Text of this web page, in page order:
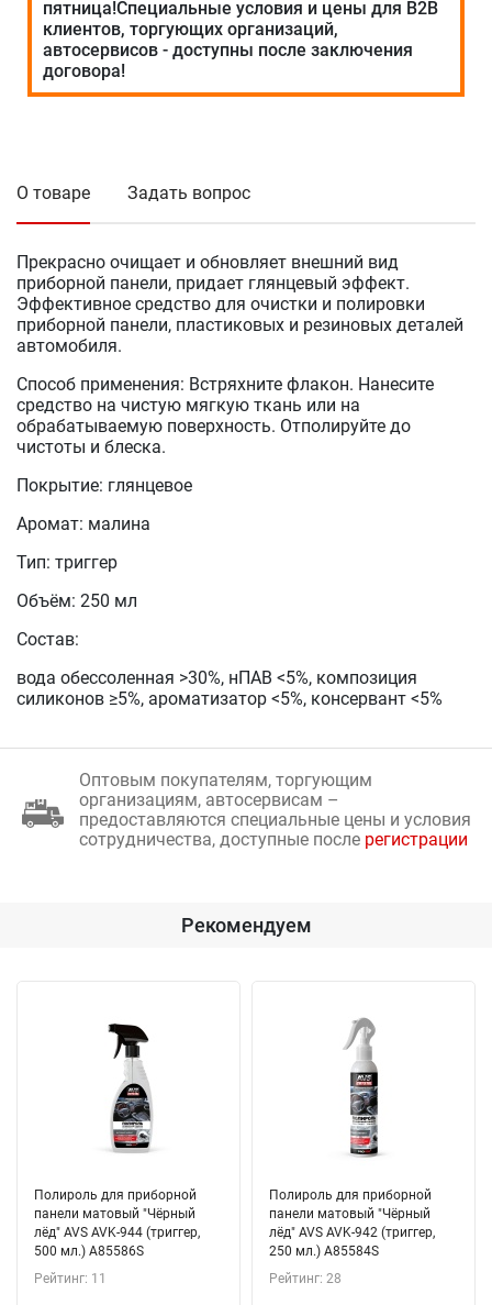
пятница!Специальные условия и цены для В2В
клиентов, торгующих организаций,
автосервисов - доступны после заключения
договора!
О товаре Задать вопрос
Прекрасно очищает и обновляет внешний вид
приборной панели, придает глянцевый эффект.
Эффективное средство для очистки и полировки
приборной панели, пластиковых и резиновых деталей
автомобиля.
Способ применения: Встряхните флакон. Нанесите
средство на чистую мягкую ткань или на
обрабатываемую поверхность. Отполируйте до
чистоты и блеска.
Покрытие: глянцевое
Аромат: малина
Тип: триггер
Объём: 250 мл
Состав:
вода обессоленная >30%, нПАВ <5%, композиция
силиконов ≥5%, ароматизатор <5%, консервант <5%
Оптовым покупателям, торгующим
организациям, автосервисам –
предоставляются специальные цены и условия
сотрудничества, доступные после регистрации
Рекомендуем
Полироль для приборной
панели матовый "Чёрный
лёд" AVS AVK-944 (триггер,
500 мл.) A85586S
Рейтинг: 11
Полироль для приборной
панели матовый "Чёрный
лёд" AVS AVK-942 (триггер,
250 мл.) A85584S
Рейтинг: 28